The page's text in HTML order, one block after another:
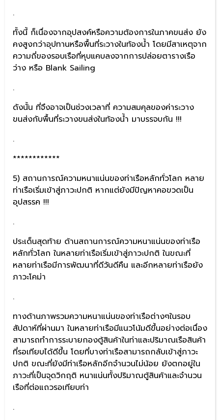
.
ทั้งนี้ ก็เนื่องจากอุปสงค์หรือความต้องการในภาคขนส่ง ยัง
คงสูงกว่าอุปทานหรือพื้นที่ระวางในท้องน้ำ โดยมีสาเหตุจาก
ความถี่ของรอบเรือที่หุบแคบลงจากการปล่อยตารางเรือ
ว่าง หรือ Blank Sailing
.
ดังนั้น ที่จึงอาจเป็นช่วงเวลาที่ ความสมคุลของค่าระวาง
ขนส่งกับพื้นที่ระวางขนส่งในท้องน้ำ มาบรรจบกัน !!!
.
************
5) สถานการณ์ความหนาแน่นของท่าเรือหลักทั่วโลก หลาย
ท่าเรือเริ่มเข้าสู่ภาวะปกติ หากแต่ยังมีปัญหาคอขวดเป็น
อุปสรรค !!!
.
ประเด็นสุดท้าย ด้านสถานการณ์ความหนาแน่นของท่าเรือ
หลักทั่วโลก ในหลายท่าเรือเริ่มเข้าสู่ภาวะปกติ ในขณะที่
หลายท่าเรือมีการพัฒนาที่ดีวันดีคืน และอีกหลายท่าเรือยัง
ภาวะโคม่า
.
ทางด้านภาพรวมความหนาแน่นของท่าเรือต่างๆในรอบ
สัปดาห์ที่ผ่านมา ในหลายท่าเรือมีแนวโน้มดีขึ้นอย่างต่อเนื่อง
สามารถทำการระบายกองตู้สินค้าในท่าและปริมาณเรือสินค้า
ที่รอเทียบได้ดีขึ้น โดยที่บางท่าเรือสามารถกลับเข้าสู่ภาวะ
ปกติ ขณะที่ยังมีท่าเรือหลักอีกจำนวนไม่น้อย ยังตกอยู่ใน
ภาวะที่เป็นจุดวิกฤติ หนาแน่นทั้งปริมาณตู้สินค้าและจำนวน
เรือที่ต่อแถวรอเทียบท่า
.